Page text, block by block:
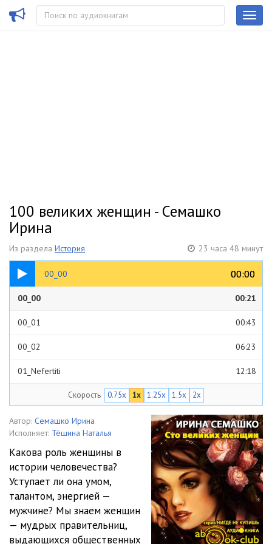
100 великих женщин - Семашко
Ирина
Из раздела История 23 часа 48 минут
00_00 00:00
00:00
00:21
00_00 00:21
00_01 00:43
00_02 06:23
01_Nefertiti 12:18
03_Kleopatra 15:14
03:24
04_02_Papessa_Ioanna 09:16
05_Knyaginya_Olga 14:32
06_Murasaki_Shikibu 04:42
07_Eleonora_Akvitanskaya 09:49
Скорость 0.75x 1x 1.25x 1.5x 2x
Автор: Семашко Ирина
Исполняет: Тёшина Наталья
Какова роль женщины в
истории человечества?
Уступает ли она умом,
талантом, энергией —
мужчине? Мы знаем женщин
— мудрых правительниц,
выдающихся общественных